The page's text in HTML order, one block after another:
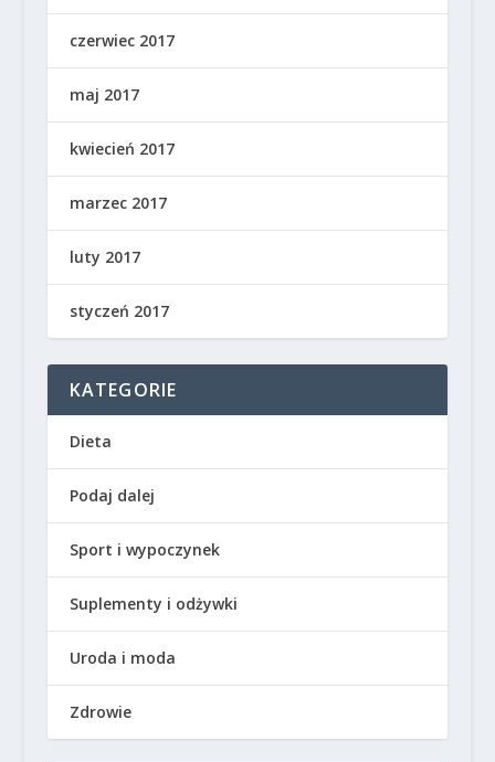
czerwiec 2017
maj 2017
kwiecień 2017
marzec 2017
luty 2017
styczeń 2017
KATEGORIE
Dieta
Podaj dalej
Sport i wypoczynek
Suplementy i odżywki
Uroda i moda
Zdrowie